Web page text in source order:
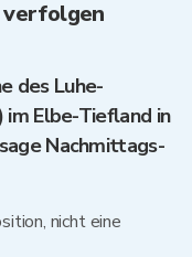
verfolgen
des Luhe-
im Elbe-Tiefland in
Nachmittags-
nicht eine